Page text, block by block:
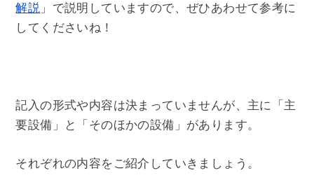
解説 」で説明していますので、ぜひあわせて参考に
してくださいね！
記入の形式や内容は決まっていませんが、主に「主
要設備」と「そのほかの設備」があります。
それぞれの内容をご紹介していきましょう。